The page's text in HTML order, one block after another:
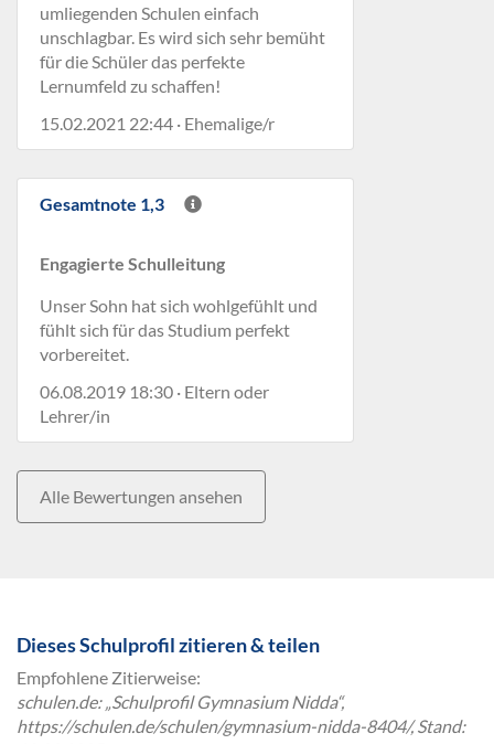
umliegenden Schulen einfach
unschlagbar. Es wird sich sehr bemüht
für die Schüler das perfekte
Lernumfeld zu schaffen!
15.02.2021 22:44 · Ehemalige/r
Gesamtnote 1,3
Engagierte Schulleitung
Unser Sohn hat sich wohlgefühlt und
fühlt sich für das Studium perfekt
vorbereitet.
06.08.2019 18:30 · Eltern oder
Lehrer/in
Alle Bewertungen ansehen
Dieses Schulprofil zitieren & teilen
Empfohlene Zitierweise:
schulen.de: „Schulprofil Gymnasium Nidda“,
https://schulen.de/schulen/gymnasium-nidda-8404/, Stand: